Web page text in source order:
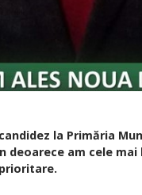
la Primăria
deoarece am cele